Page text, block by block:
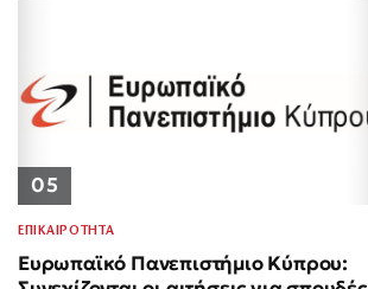
05
ΕΠΙΚΑΙΡΟΤΗΤΑ
Ευρωπαϊκό Πανεπιστήμιο Κύπρου: